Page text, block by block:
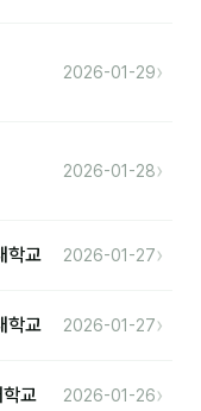
2026-01-29›
2026-01-28›
학교 2026-01-27›
학교 2026-01-27›
교 2026-01-26›